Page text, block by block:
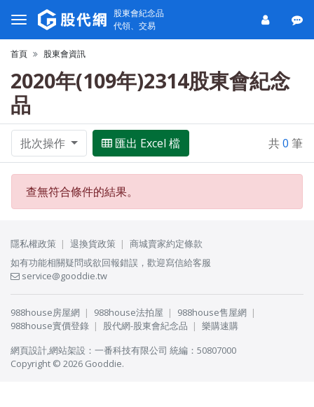
股東會紀念品
代領、交易
首頁 股東會資訊
2020年(109年)2314股東會紀念
品
批次操作 匯出 Excel 檔 共0 筆
查無符合條件的結果。
隱私權政策 退換貨政策
商城賣家約定條款
如有功能相關疑問或欲回報錯誤，歡迎寫信給客服
service@gooddie.tw
988house房屋網 988house法拍屋
988house售屋網
988house實價登錄
股代網-股東會紀念品
樂購速購
網頁設計,網站架設 ： 一番科技有限公司 統編：50807000
Copyright © 2026 Gooddie.